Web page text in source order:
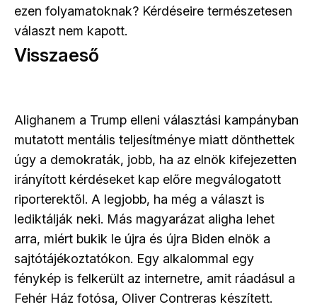
ezen folyamatoknak? Kérdéseire természetesen
választ nem kapott.
Visszaeső
Alighanem a Trump elleni választási kampányban
mutatott mentális teljesítménye miatt dönthettek
úgy a demokraták, jobb, ha az elnök kifejezetten
irányított kérdéseket kap előre megválogatott
riporterektől. A legjobb, ha még a választ is
lediktálják neki. Más magyarázat aligha lehet
arra, miért bukik le újra és újra Biden elnök a
sajtótájékoztatókon. Egy alkalommal egy
fénykép is felkerült az internetre, amit ráadásul a
Fehér Ház fotósa, Oliver Contreras készített.